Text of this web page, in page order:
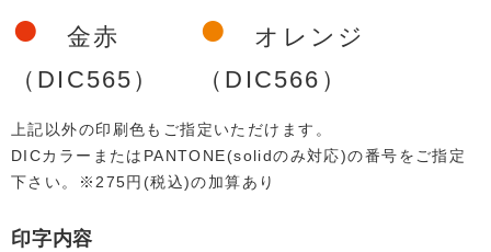
●
金赤
（DIC565）
●
オレンジ
（DIC566）
上記以外の印刷色もご指定いただけます。
DICカラーまたはPANTONE(solidのみ対応)の番号をご指定
下さい。※275円(税込)の加算あり
印字内容